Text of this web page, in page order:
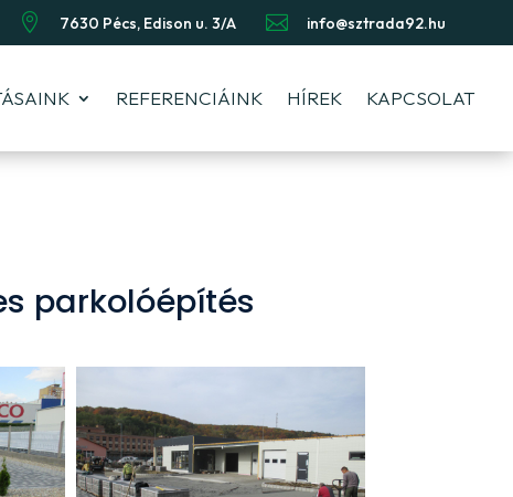
 7630 Pécs, Edison u. 3/A  info@sztrada92.hu
REFERENCIÁINK HÍREK KAPCSOLAT
parkolóépítés